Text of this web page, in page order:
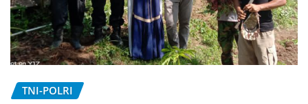
TNI-POLRI